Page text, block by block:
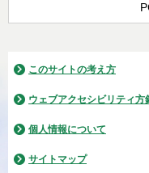
このサイトの考え方
ウェブアクセシビリティ方
個人情報について
サイトマップ